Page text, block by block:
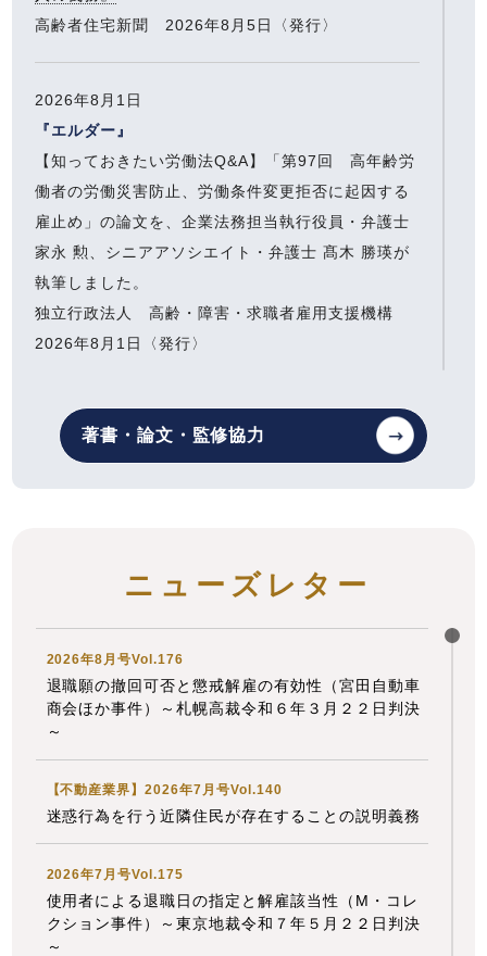
高齢者住宅新聞 2026年8月5日〈発行〉
2026年8月1日
『エルダー』
【知っておきたい労働法Q&A】「第97回 高年齢労
働者の労働災害防止、労働条件変更拒否に起因する
雇止め」の論文を、企業法務担当執行役員・弁護士
家永 勲、シニアアソシエイト・弁護士 髙木 勝瑛が
執筆しました。
独立行政法人 高齢・障害・求職者雇用支援機構
2026年8月1日〈発行〉
2026年7月13日
『全国賃貸住宅新聞』
全国賃貸住宅新聞 2026年7月13日〈発行〉
『先見労務管理 賃金統計と雇用実務』
「判例詳解 連載［283］名古屋自動車学校事件」
の論文を、企業法務担当執行役員・弁護士 家永 勲
労働調査会 2026年7月10日〈発行〉
2026年7月1日
『エルダー』
【知っておきたい労働法Q&A】「第96回 雇用外の
著書・論文・監修協力
ニューズレター
2026年8月号Vol.176
退職願の撤回可否と懲戒解雇の有効性（宮田自動車
商会ほか事件）～札幌高裁令和６年３月２２日判決
～
【不動産業界】2026年7月号Vol.140
迷惑行為を行う近隣住民が存在することの説明義務
2026年7月号Vol.175
使用者による退職日の指定と解雇該当性（M・コレ
クション事件）～東京地裁令和７年５月２２日判決
～